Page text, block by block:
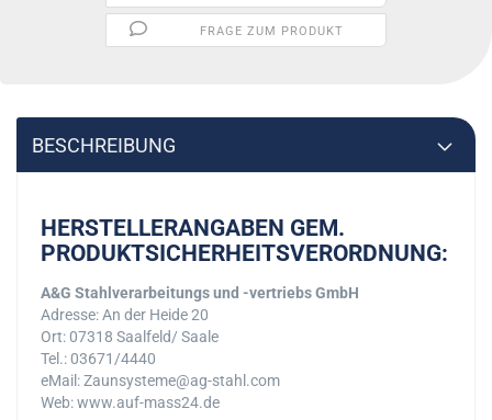
FRAGE ZUM PRODUKT
BESCHREIBUNG
HERSTELLERANGABEN GEM.
PRODUKTSICHERHEITSVERORDNUNG:
A&G Stahlverarbeitungs und -vertriebs GmbH
Adresse: An der Heide 20
Ort: 07318 Saalfeld/ Saale
Tel.: 03671/4440
eMail: Zaunsysteme@ag-stahl.com
Web: www.auf-mass24.de